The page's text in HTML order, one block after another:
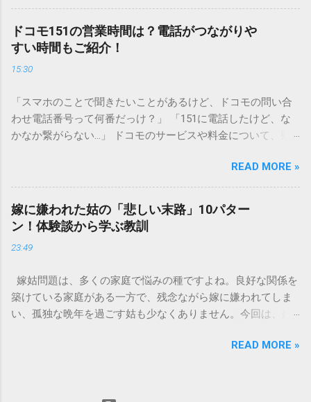
一般的な生活排水とは性質が大きく異なります。そのまま排
水口へ流すことは環境負荷だけでなく、ご自宅の排水設備を
傷める可能性も高いため、非常に危険です。この記事では、
墨汁を安全かつ環境に優しい方法で処分するための手順と、
容器を適切に分別する方法を徹底解説します。 墨汁を「排水
す）」と「膠（にかわ）」、そして水です。これらは非常に
微細かつ独特の粘性を持っているため、下水処理や配管維持
の観点から以下の問題が発生します。 1. 環境への深刻な負荷
施設であっても、これらの微粒子を完全に分解・除去するこ
とは容易ではありません。大量に流し続けると河川や海まで
到達し、水質の濁りや生態系へ悪影響を及ぼすリスクがあり
ます。 2. 排水管の詰まりと劣化 墨汁の粘度を保っている「膠
め、深刻な詰まりを引き起こします。特に築年数が経過した
住宅では配管トラブルが起きやすく、修理費用が高額になる
ケースも珍しくありません。 3. 頑固なシミと汚れの沈着 陶器
やホーロー製のシンクに墨汁が付着すると、細かい粒子が素
材の隙間に入り込み、取れない黒ずみとなります。一度素材
ドコモ151の営業時間は？電話がつながりや
すい時間もご紹介！
15:30
「スマホのことで聞きたいことがあるけど、ドコモの問い合
わせ電話番号って何番だっけ？」 「151に電話したけど、な
かなか繋がらない…」 ドコモのサービスや料金について、疑
ンフォメーションセンター」の専用電話番号「151」ですよ
ね。 でも、「 ドコモ151は何時まで 営業しているの？」「
151は何時から 受付可能なの？」と営業時間がわからず、な
かなか電話ができない方もいるかもしれません。 この記事で
は、ドコモ151の営業時間や、電話が繋がりやすい時間帯、さ
らには電話がつながらない時の対処法をわかりやすく解説し
言うと、ドコモのインフォメーションセンター「151」の受付
時間は、 午前9時から午後8時まで です。 年中無休で、土日
祝日も営業しています。「 151 営業時間 」を気にする際、ま
って連絡することができますね。 この時間内であれば、ドコ
READ MORE »
嫁に嫌われた姑の「悲しい末路」10パター
ン！体験談から学ぶ教訓
23:49
嫁姑問題は、多くの家庭で悩みの種ですよね。良好な関係を
築けている家庭がある一方で、残念ながら嫁に嫌われてしま
い、孤独な晩年を過ごす姑も少なくありません。今回は、嫁
を10パターンご紹介します。実体験に基づいたエピソードも
する 「まさか追い出されるなんて…」という声も聞かれるの
READ MORE »